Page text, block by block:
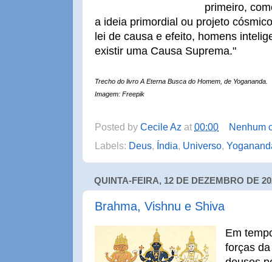
primeiro,
a ideia primordial ou projeto
lei de causa e efeito, homens
existir uma Causa Suprema."
Trecho do livro A Eterna Busca do Homem, de Yogananda.
Imagem: Freepik
Posted by Cecile Az at00:00
Nenhum
Labels: Deus, Índia, Universo,
QUINTA-FEIRA, 12 DE DEZEMBRO DE
Brahma, Vishnu e Shiva
Em
forças